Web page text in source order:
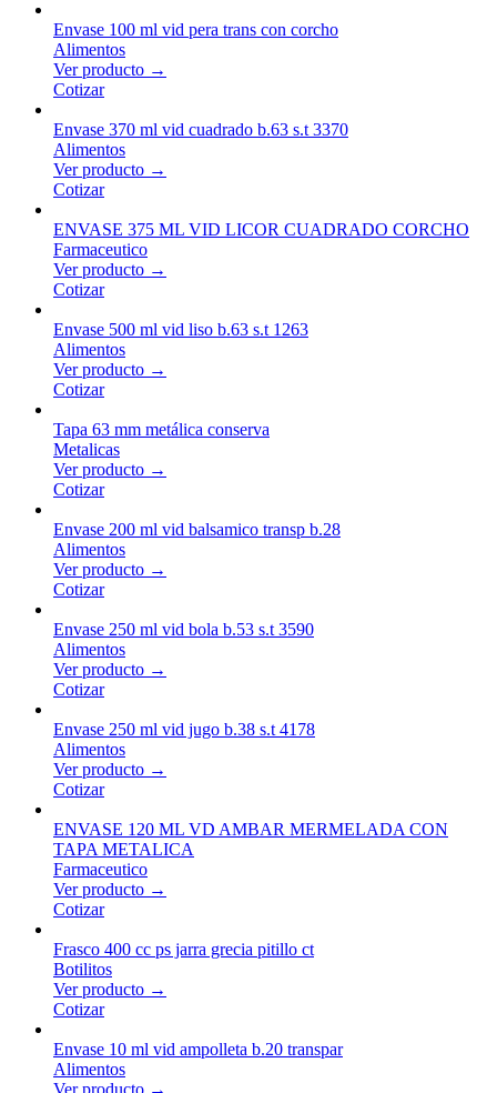
Envase 100 ml vid pera trans con corcho
Alimentos
Ver producto →
Cotizar
Envase 370 ml vid cuadrado b.63 s.t 3370
Alimentos
Ver producto →
Cotizar
ENVASE 375 ML VID LICOR CUADRADO CORCHO
Farmaceutico
Ver producto →
Cotizar
Envase 500 ml vid liso b.63 s.t 1263
Alimentos
Ver producto →
Cotizar
Tapa 63 mm metálica conserva
Metalicas
Ver producto →
Cotizar
Envase 200 ml vid balsamico transp b.28
Alimentos
Ver producto →
Cotizar
Envase 250 ml vid bola b.53 s.t 3590
Alimentos
Ver producto →
Cotizar
Envase 250 ml vid jugo b.38 s.t 4178
Alimentos
Ver producto →
Cotizar
ENVASE 120 ML VD AMBAR MERMELADA CON
TAPA METALICA
Farmaceutico
Ver producto →
Cotizar
Frasco 400 cc ps jarra grecia pitillo ct
Botilitos
Ver producto →
Cotizar
Envase 10 ml vid ampolleta b.20 transpar
Alimentos
Ver producto →